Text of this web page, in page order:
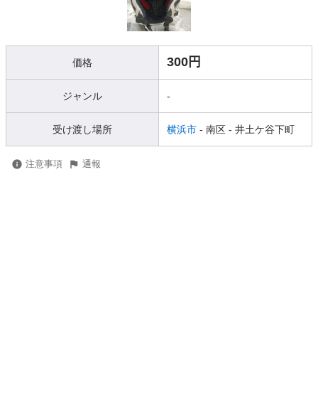
価格 300円
ジャンル -
受け渡し場所 横浜市 - 南区 - 井土ケ谷下町
注意事項 通報